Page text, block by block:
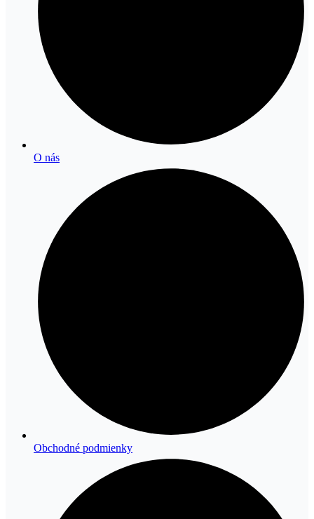
O nás
Obchodné podmienky